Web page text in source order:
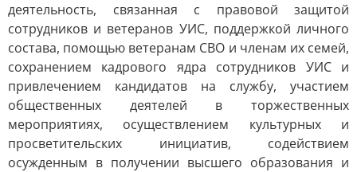
деятельность, связанная с правовой защитой
сотрудников и ветеранов УИС, поддержкой личного
состава, помощью ветеранам СВО и членам их семей,
сохранением кадрового ядра сотрудников УИС и
привлечением кандидатов на службу, участием
общественных деятелей в торжественных
мероприятиях, осуществлением культурных и
просветительских инициатив, содействием
осужденным в получении высшего образования и